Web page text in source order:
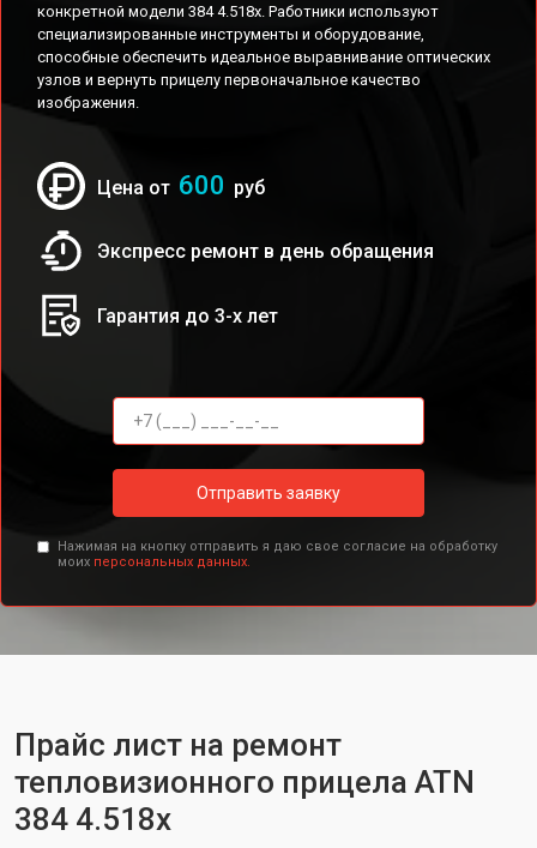
конкретной модели 384 4.518x. Работники используют
специализированные инструменты и оборудование,
способные обеспечить идеальное выравнивание оптических
узлов и вернуть прицелу первоначальное качество
изображения.
Цена от 600 руб
Экспресс ремонт в день обращения
Гарантия до 3-х лет
Отправить заявку
Нажимая на кнопку отправить я даю свое согласие на обработку
моих персональных данных.
Прайс лист на ремонт
тепловизионного прицела ATN
384 4.518x